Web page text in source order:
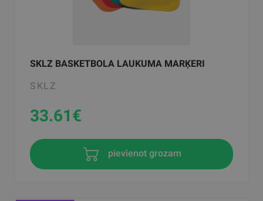
SKLZ BASKETBOLA LAUKUMA MARĶERI
SKLZ
33.61€
pievienot grozam